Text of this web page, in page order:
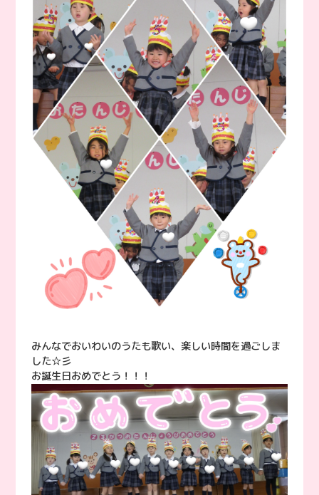
みんなでおいわいのうたも歌い、楽しい時間を過ごしま
した☆彡
お誕生日おめでとう！！！